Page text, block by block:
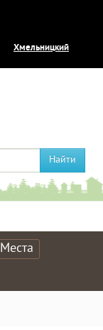
Хмельницкий
Найти
Места